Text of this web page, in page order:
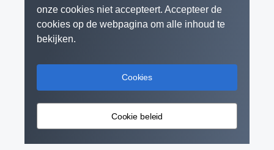
onze cookies niet accepteert. Accepteer de
cookies op de webpagina om alle inhoud te
bekijken.
Cookies
Cookie beleid